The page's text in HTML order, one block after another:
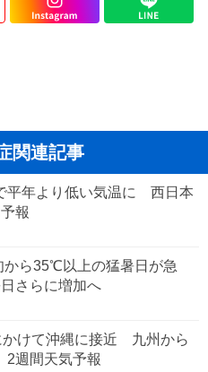
関連記事
平年より低い気温に 西日本
報
から35℃以上の猛暑日が急
さらに増加へ
かけて沖縄に接近 九州から
週間天気予報